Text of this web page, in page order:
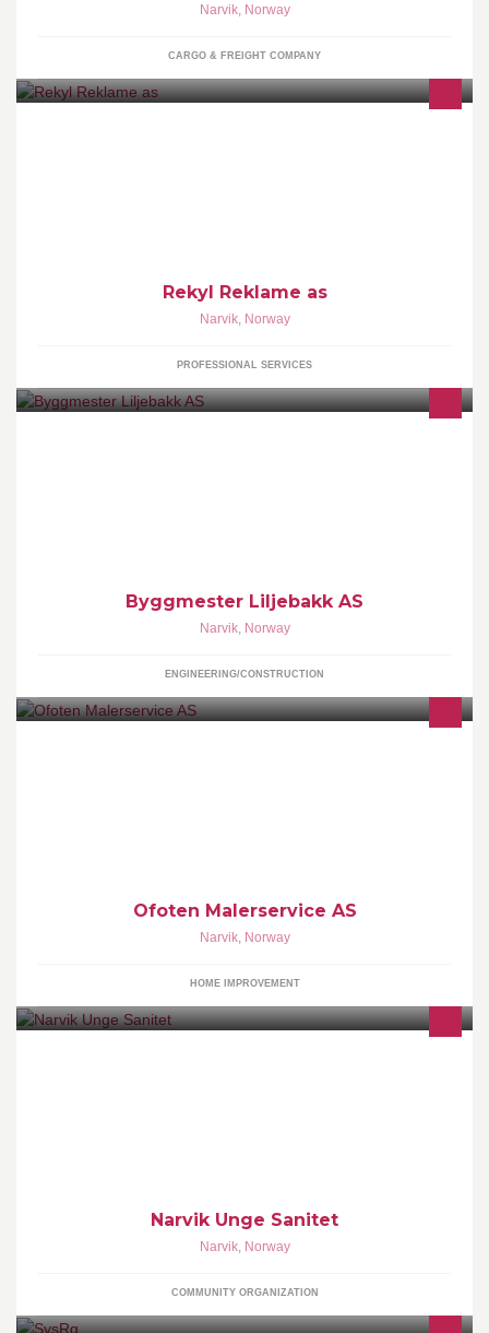
Narvik, Norway
CARGO & FREIGHT COMPANY
Rekyl Reklame as
Narvik, Norway
PROFESSIONAL SERVICES
Byggmester Liljebakk AS
Narvik, Norway
ENGINEERING/CONSTRUCTION
Ofoten Malerservice AS
Narvik, Norway
HOME IMPROVEMENT
Narvik Unge Sanitet
Narvik, Norway
COMMUNITY ORGANIZATION